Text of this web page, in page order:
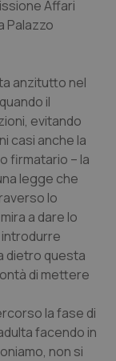
Ulcerosa
Affari
Palazzo
anzitutto nel
il
evitando
casi anche la
firmatario – la
legge che
lo
a dare lo
dietro questa
di mettere
la fase di
facendo in
non si